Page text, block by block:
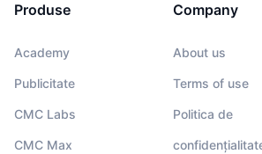
Produse
Academy
Publicitate
CMC Labs
CMC Max
Company
About us
Terms of use
Politica de